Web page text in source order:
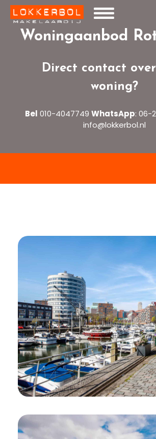
Woningaanbod
Direct contact
woning?
Bel 010-4047749 WhatsApp: 06-
info@lokkerbol.nl